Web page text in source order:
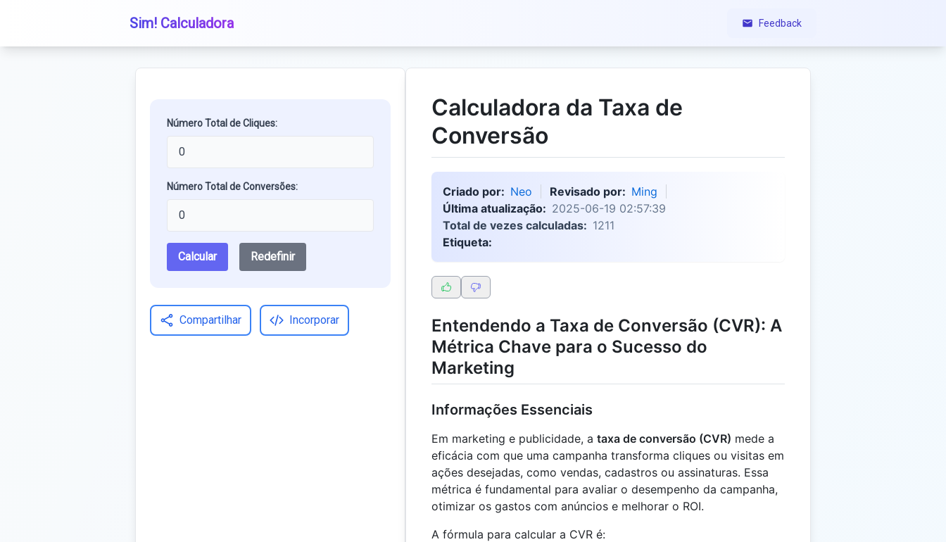
Sim! Calculadora Feedback
Número Total de Cliques:
Número Total de Conversões:
Calcular Redefinir
Compartilhar Incorporar
Calculadora da Taxa de
Conversão
Criado por: Neo Revisado por: Ming
Última atualização: 2025-06-19 02:57:39
Total de vezes calculadas: 1211
Etiqueta:
Entendendo a Taxa de Conversão (CVR): A
Métrica Chave para o Sucesso do
Marketing
Informações Essenciais
Em marketing e publicidade, a taxa de conversão (CVR) mede a
eficácia com que uma campanha transforma cliques ou visitas em
ações desejadas, como vendas, cadastros ou assinaturas. Essa
métrica é fundamental para avaliar o desempenho da campanha,
otimizar os gastos com anúncios e melhorar o ROI.
A fórmula para calcular a CVR é: